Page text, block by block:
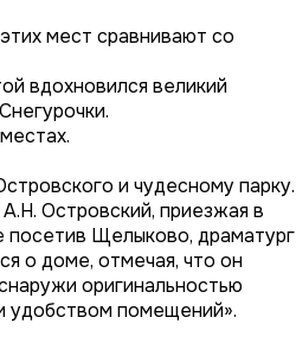
мест сравнивают со
вдохновился великий
и чудесному парку.
Островский, приезжая в
посетив Щелыково, драматург
о доме, отмечая, что он
оригинальностью
удобством помещений».